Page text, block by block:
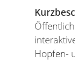
Hopfen-